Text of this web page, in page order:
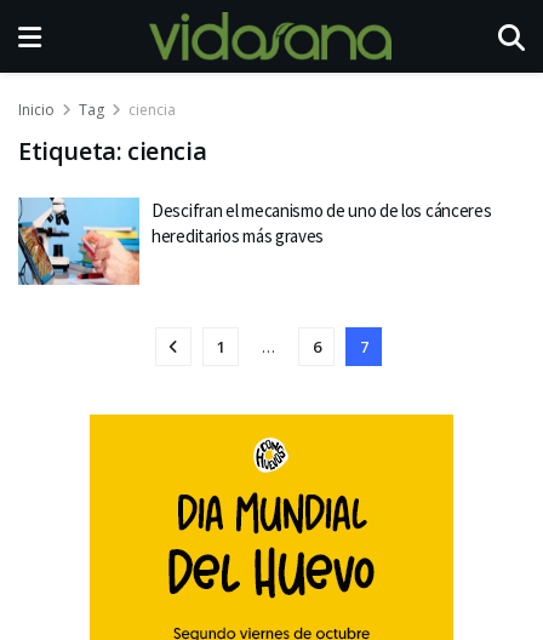
Inicio Tag ciencia
Etiqueta: ciencia
Descifran el mecanismo de uno de los cánceres
hereditarios más graves
1 … 6 7